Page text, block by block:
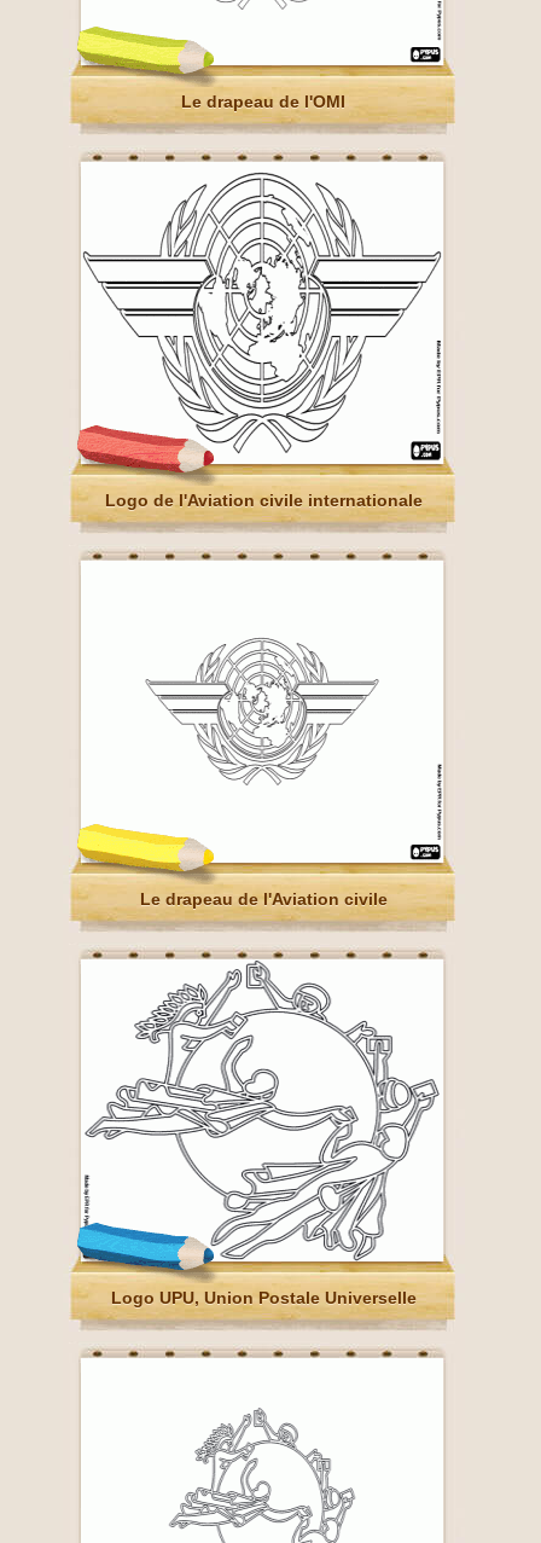
Le drapeau de l'OMI
Logo de l'Aviation civile internationale
Le drapeau de l'Aviation civile
Logo UPU, Union Postale Universelle